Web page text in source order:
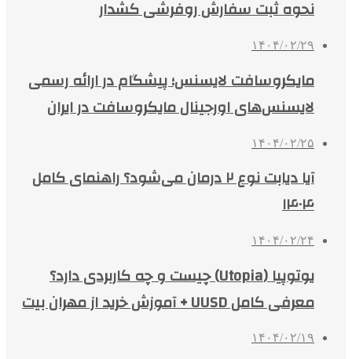
نحوه ثبت سفارش روفرشی کشدار
۱۴۰۴/۰۲/۲۹
مایکروسافت لایسنس؛ پیشگام در ارائه رسمی
لایسنس‌های اورجینال مایکروسافت در ایران
۱۴۰۴/۰۲/۲۵
آیا دیابت نوع ۲ درمان می‌شود؟ راهنمای کامل
۱۴۰۴
۱۴۰۴/۰۲/۲۴
یوتوپیا (Utopia) چیست و چه کاربردی دارد؟
معرفی کامل UUSD + آموزش خرید از مهران بیت
۱۴۰۴/۰۲/۱۹